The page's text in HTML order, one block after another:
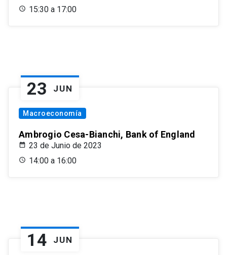
15:30 a 17:00
23 JUN
Macroeconomía
Ambrogio Cesa-Bianchi, Bank of England
23 de Junio de 2023
14:00 a 16:00
14 JUN